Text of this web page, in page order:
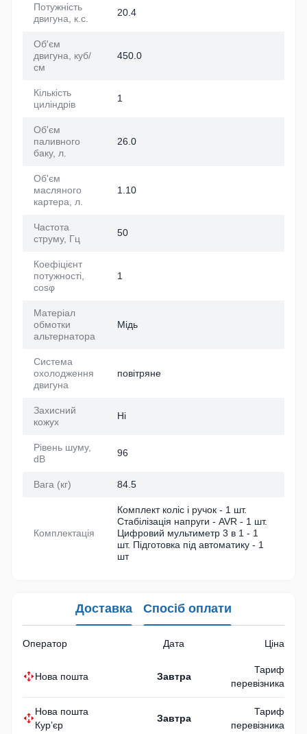
Потужність
двигуна, к.с.
20.4
Об'єм
двигуна, куб/
см
450.0
Кількість
циліндрів
1
Об'єм
паливного
баку, л.
26.0
Об'єм
масляного
картера, л.
1.10
Частота
струму, Гц
50
Коефіцієнт
потужності,
cosφ
1
Матеріал
обмотки
альтернатора
Мідь
Система
охолодження
двигуна
повітряне
Захисний
кожух
Ні
Рівень шуму,
dB
96
Вага (кг) 84.5
Комплектація
Комплект коліс і ручок - 1 шт.
Стабілізація напруги - AVR - 1 шт.
Цифровий мультиметр 3 в 1 - 1
шт. Підготовка під автоматику - 1
шт
Доставка Спосіб оплати
Оператор Дата Ціна
Нова пошта Завтра
Тариф
перевізника
Нова пошта
Кур’єр
Завтра
Тариф
перевізника